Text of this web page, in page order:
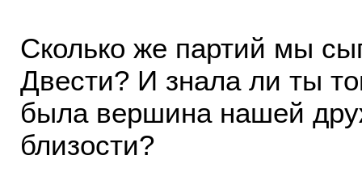
Сколько же партий мы
Двести? И знала ли ты
была вершина нашей
близости?